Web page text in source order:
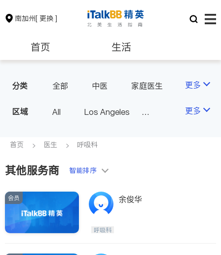
南加州[ 更换 ]
首页 生活
保险理财 房地产租售
银行贷款
建筑装修
非盈利组织
分类 全部 中医
家庭医生
眼科
妇科
儿科
心脏科
肠胃肝脏科
泌尿科
风湿病
不孕不育
脊椎神经科
医生-其它
更多
区域 All
Los Angeles
Alhambra & San Gabriel
Diamond Bar & Covina
Rowland Heights & Hacienda H
ties
更多
首页 医生 呼吸科
其他服务商 智能排序
会员 余俊华
呼吸科